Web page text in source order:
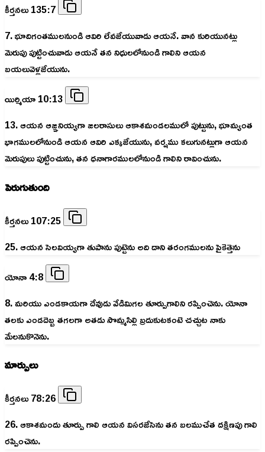
కీర్తనలు 135:7
7. భూదిగంతములనుండి ఆవిరి లేవజేయువాడు ఆయనే. వాన కురియునట్లు
మెరుపు పుట్టించువాడు ఆయనే తన నిధులలోనుండి గాలిని ఆయన
బయలువెళ్లజేయును.
యిర్మియా 10:13
13. ఆయన ఆజ్ఞనియ్యగా జలరాసులు ఆకాశమండలములో పుట్టును, భూమ్యంత
భాగములలోనుండి ఆయన ఆవిరి ఎక్కజేయును, వర్షము కలుగునట్లుగా ఆయన
మెరుపులు పుట్టించును, తన ధనాగారములలోనుండి గాలిని రావించును.
పెరుగుతుంది
కీర్తనలు 107:25
25. ఆయన సెలవియ్యగా తుపాను పుట్టెను అది దాని తరంగములను పైకెత్తెను
యోనా 4:8
8. మరియు ఎండకాయగా దేవుడు వేడిమిగల తూర్పుగాలిని రప్పించెను. యోనా
తలకు ఎండదెబ్బ తగలగా అతడు సొమ్మసిల్లి బ్రదుకుటకంటె చచ్చుట నాకు
మేలనుకొనెను.
మార్పులు
కీర్తనలు 78:26
26. ఆకాశమందు తూర్పు గాలి ఆయన విసరజేసెను తన బలముచేత దక్షిణపు గాలి
రప్పించెను.